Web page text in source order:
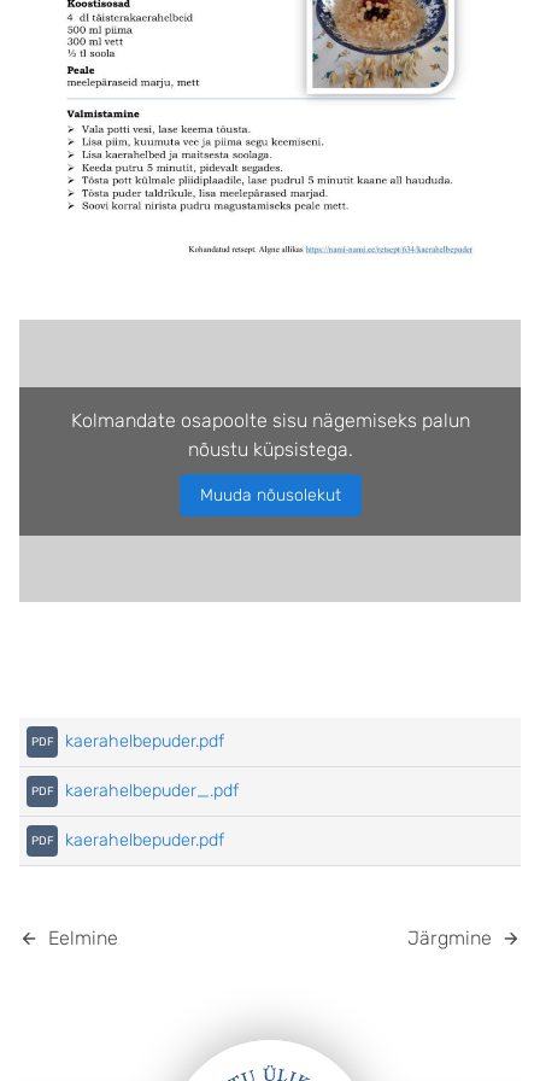
Kolmandate osapoolte sisu nägemiseks palun
nõustu küpsistega.
Muuda nõusolekut
kaerahelbepuder.pdf
kaerahelbepuder_.pdf
kaerahelbepuder.pdf
Eelmine Järgmine